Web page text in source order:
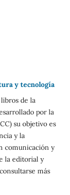
y tecnología
de la
por la
su objetivo es
y la
comunicación y
la editorial y
más